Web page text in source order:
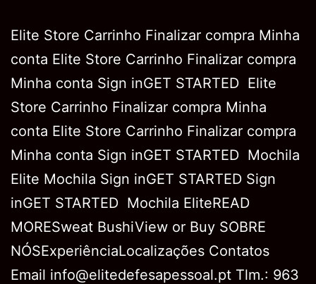
Elite Store Carrinho Finalizar compra Minha
conta Elite Store Carrinho Finalizar compra
Minha conta Sign inGET STARTED Elite
Store Carrinho Finalizar compra Minha
conta Elite Store Carrinho Finalizar compra
Minha conta Sign inGET STARTED Mochila
Elite Mochila Sign inGET STARTED Sign
inGET STARTED Mochila EliteREAD
MORESweat BushiView or Buy SOBRE
NÓSExperiênciaLocalizações Contatos
Email info@elitedefesapessoal.pt Tlm.: 963